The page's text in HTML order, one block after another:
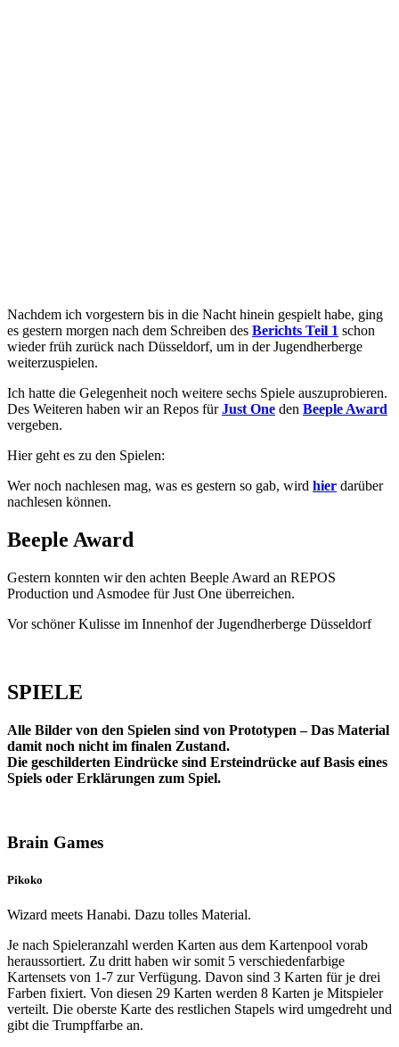
Nachdem ich vorgestern bis in die Nacht hinein gespielt habe, ging
es gestern morgen nach dem Schreiben des Berichts Teil 1 schon
wieder früh zurück nach Düsseldorf, um in der Jugendherberge
weiterzuspielen.
Ich hatte die Gelegenheit noch weitere sechs Spiele auszuprobieren.
Des Weiteren haben wir an Repos fürJust One den Beeple Award
vergeben.
Hier geht es zu den Spielen:
Wer noch nachlesen mag, was es gestern so gab, wird hier darüber
nachlesen können.
Beeple Award
Gestern konnten wir den achten Beeple Award an REPOS
Production und Asmodee für Just One überreichen.
Vor schöner Kulisse im Innenhof der Jugendherberge Düsseldorf
SPIELE
Alle Bilder von den Spielen sind von Prototypen – Das Material
damit noch nicht im finalen Zustand.
Die geschilderten Eindrücke sind Ersteindrücke auf Basis eines
Spiels oder Erklärungen zum Spiel.
Brain Games
Pikoko
Wizard meets Hanabi. Dazu tolles Material.
Je nach Spieleranzahl werden Karten aus dem Kartenpool vorab
heraussortiert. Zu dritt haben wir somit 5 verschiedenfarbige
Kartensets von 1-7 zur Verfügung. Davon sind 3 Karten für je drei
Farben fixiert. Von diesen 29 Karten werden 8 Karten je Mitspieler
verteilt. Die oberste Karte des restlichen Stapels wird umgedreht und
gibt die Trumpffarbe an.